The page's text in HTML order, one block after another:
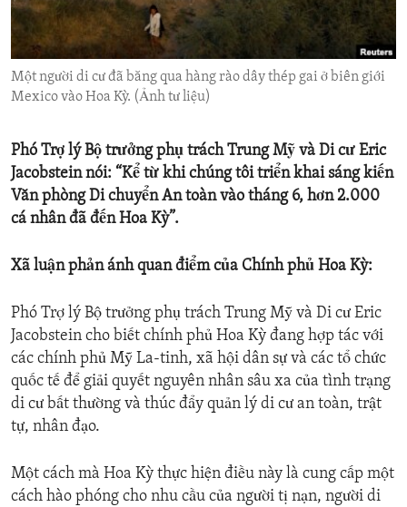
ENVIRONMENT AND HEALTH
IDEALS AND INSTITUTIONS
Một người di cư đã băng qua hàng rào dây thép gai ở biên giới
Mexico vào Hoa Kỳ. (Ảnh tư liệu)
Phó Trợ lý Bộ trưởng phụ trách Trung Mỹ và Di cư Eric
Jacobstein nói: “Kể từ khi chúng tôi triển khai sáng kiến
Văn phòng Di chuyển An toàn vào tháng 6, hơn 2.000
cá nhân đã đến Hoa Kỳ”.
Xã luận phản ánh quan điểm của Chính phủ Hoa Kỳ:
Phó Trợ lý Bộ trưởng phụ trách Trung Mỹ và Di cư Eric
Jacobstein cho biết chính phủ Hoa Kỳ đang hợp tác với
các chính phủ Mỹ La-tinh, xã hội dân sự và các tổ chức
quốc tế để giải quyết nguyên nhân sâu xa của tình trạng
di cư bất thường và thúc đẩy quản lý di cư an toàn, trật
tự, nhân đạo.
Một cách mà Hoa Kỳ thực hiện điều này là cung cấp một
cách hào phóng cho nhu cầu của người tị nạn, người di